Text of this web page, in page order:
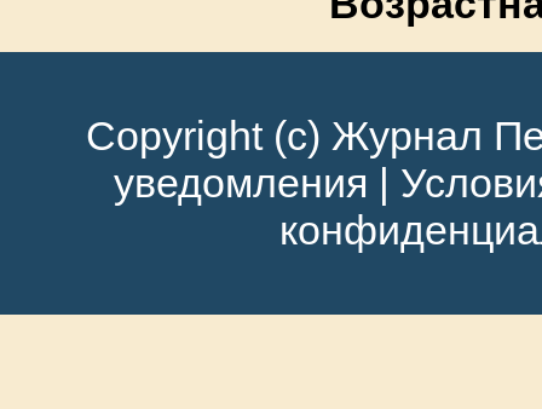
Copyright (c) Журнал
уведомления |